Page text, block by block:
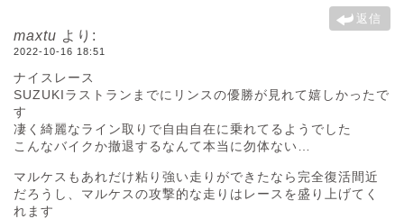
返信
maxtu より:
2022-10-16 18:51
ナイスレース
SUZUKIラストランまでにリンスの優勝が見れて嬉しかったで
す
凄く綺麗なライン取りで自由自在に乗れてるようでした
こんなバイクか撤退するなんて本当に勿体ない…
マルケスもあれだけ粘り強い走りができたなら完全復活間近
だろうし、マルケスの攻撃的な走りはレースを盛り上げてく
れます